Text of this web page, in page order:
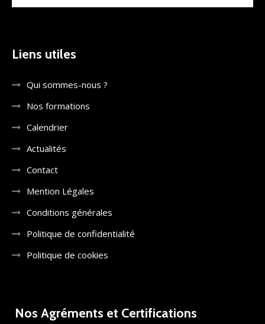
Liens utiles
Qui sommes-nous ?
Nos formations
Calendrier
Actualités
Contact
Mention Légales
Conditions générales
Politique de confidentialité
Politique de cookies
Nos Agréments et Certifications